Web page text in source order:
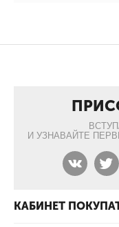
И УЗНАВАЙТЕ
КАБИНЕТ